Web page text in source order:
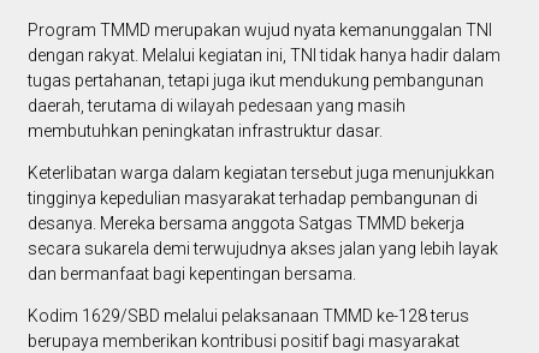
Program TMMD merupakan wujud nyata kemanunggalan TNI
dengan rakyat. Melalui kegiatan ini, TNI tidak hanya hadir dalam
tugas pertahanan, tetapi juga ikut mendukung pembangunan
daerah, terutama di wilayah pedesaan yang masih
membutuhkan peningkatan infrastruktur dasar.
Keterlibatan warga dalam kegiatan tersebut juga menunjukkan
tingginya kepedulian masyarakat terhadap pembangunan di
desanya. Mereka bersama anggota Satgas TMMD bekerja
secara sukarela demi terwujudnya akses jalan yang lebih layak
dan bermanfaat bagi kepentingan bersama.
Kodim 1629/SBD melalui pelaksanaan TMMD ke-128 terus
berupaya memberikan kontribusi positif bagi masyarakat